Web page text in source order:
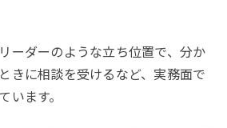
ーダーのような立ち位置で、分か
きに相談を受けるなど、実務面で
います。